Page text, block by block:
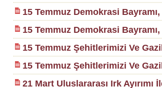
15 Temmuz Demokrasi
15 Temmuz Demokrasi
15 Temmuz Şehitlerimizi Ve
15 Temmuz Şehitlerimizi Ve
21 Mart Uluslararası Irk Ayırımı